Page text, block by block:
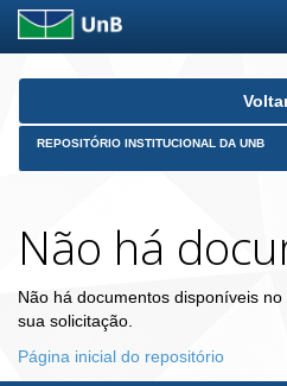
Skip
REPOSITÓRIO INSTITUCIONAL DA UNB
Não há
Não há documentos disponíveis
sua solicitação.
Página inicial do repositório